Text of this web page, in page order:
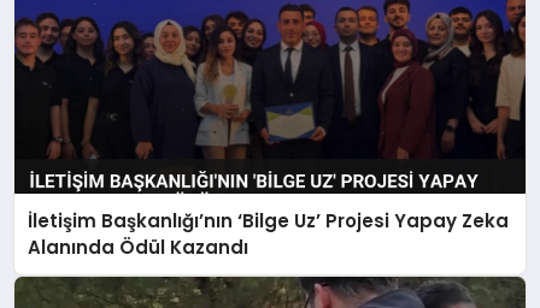
İletişim Başkanlığı’nın ‘Bilge Uz’ Projesi Yapay Zeka
Alanında Ödül Kazandı